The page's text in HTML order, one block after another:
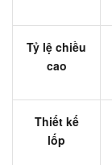
Tỷ lệ chiều
cao
Thiết kế
lốp